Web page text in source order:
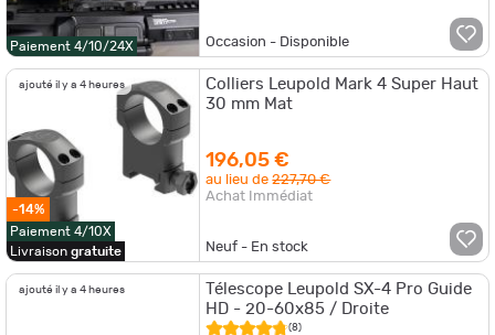
Paiement 4/10/24X Occasion - Disponible
ajouté il y a 4 heures
-14%
Paiement 4/10X
Livraison gratuite
Colliers Leupold Mark 4 Super Haut
30 mm Mat
196,05 €
au lieu de227,70 €
Achat Immédiat
Neuf - En stock
ajouté il y a 4 heures
Télescope Leupold SX-4 Pro Guide
HD - 20-60x85 / Droite
(8)